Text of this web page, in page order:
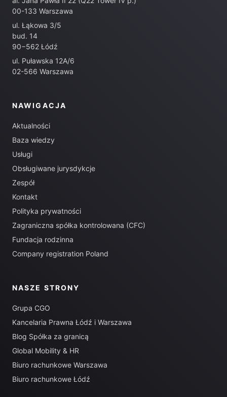
00-133 Warszawa
ul. Łąkowa 3/5
bud. 14
90−562 Łódź
ul. Puławska 12A/6
02-566 Warszawa
NAWIGACJA
Aktualności
Baza wiedzy
Usługi
Obsługiwane jurysdykcje
Zespół
Kontakt
Polityka prywatności
Zagraniczna spółka kontrolowana (CFC)
Fundacja rodzinna
Company registration Poland
NASZE STRONY
Grupa CGO
Kancelaria Prawna Łódź i Warszawa
Blog Spółka za granicą
Global Mobility & HR
Biuro rachunkowe Warszawa
Biuro rachunkowe Łódź